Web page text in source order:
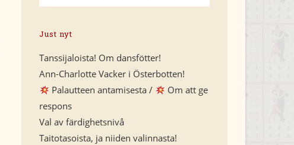
Just nyt
Tanssijaloista! Om dansfötter!
Ann-Charlotte Vacker i Österbotten!
Palautteen antamisesta /
Om att ge
respons
Val av färdighetsnivå
Taitotasoista, ja niiden valinnasta!